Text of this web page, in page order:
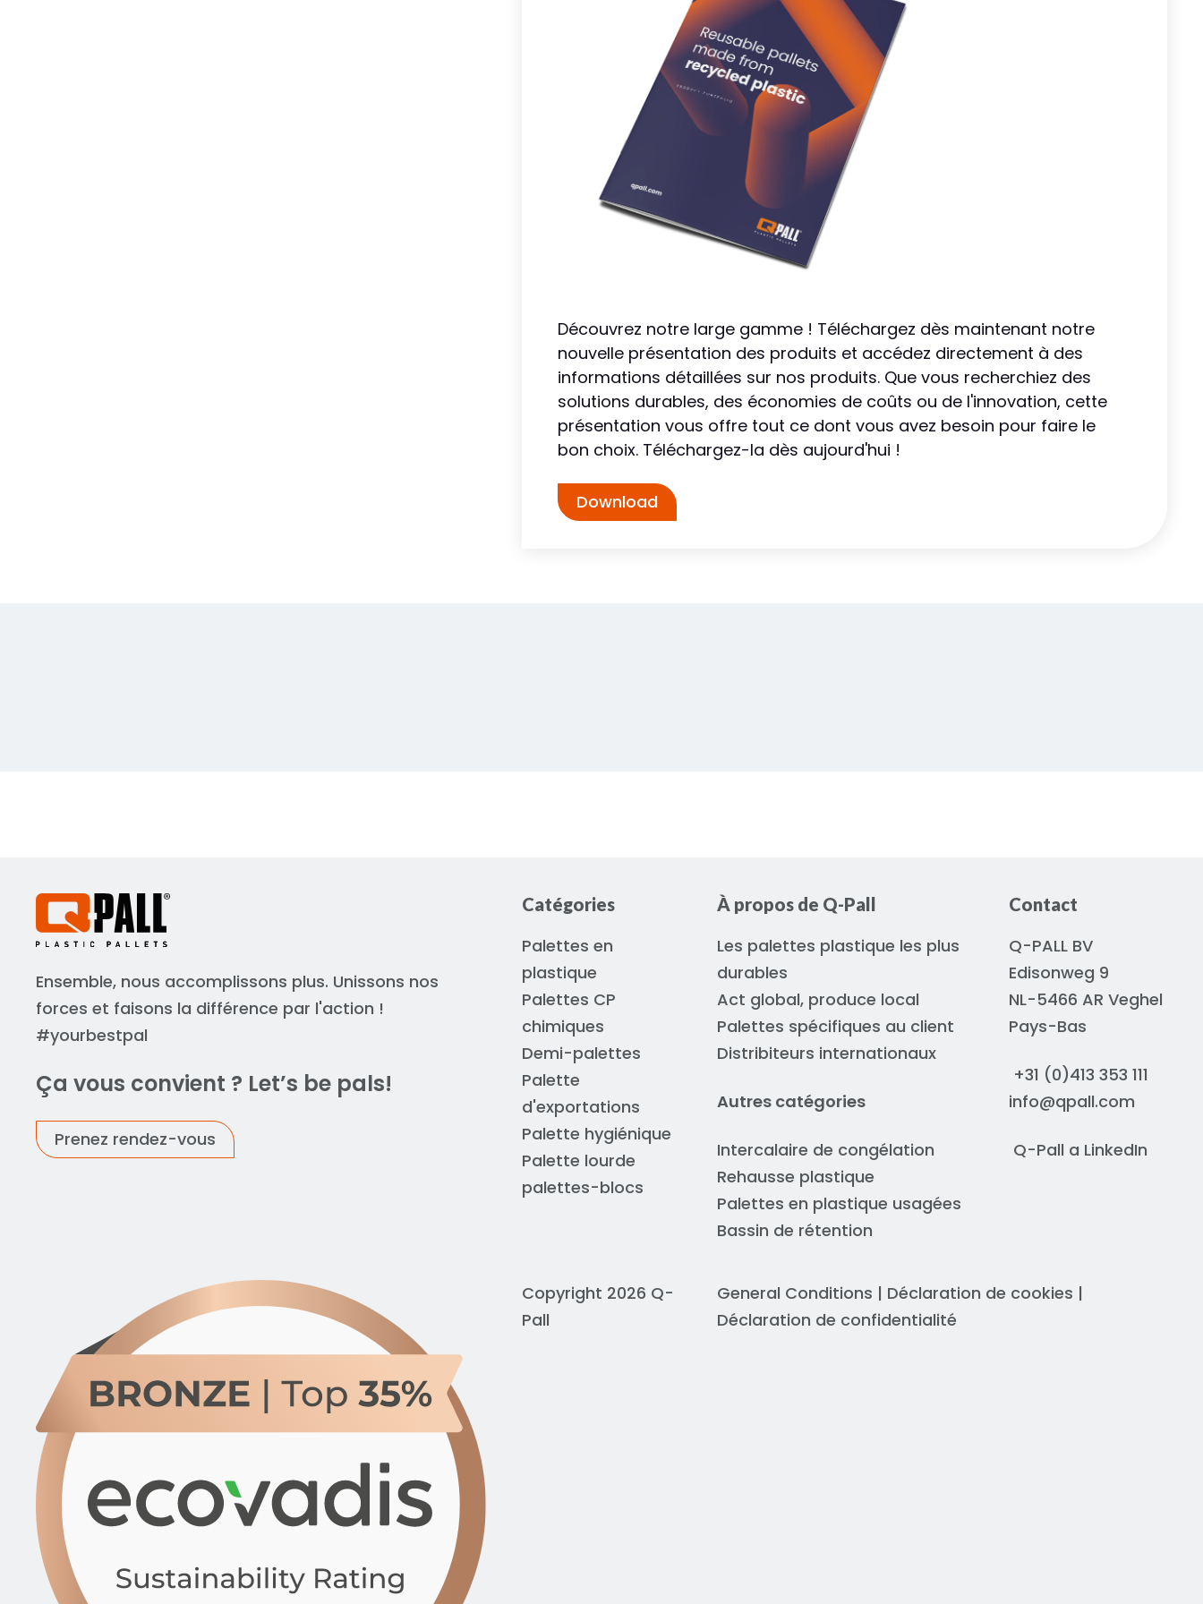
Découvrez notre large gamme ! Téléchargez dès maintenant notre
nouvelle présentation des produits et accédez directement à des
informations détaillées sur nos produits. Que vous recherchiez des
solutions durables, des économies de coûts ou de l'innovation, cette
présentation vous offre tout ce dont vous avez besoin pour faire le
bon choix. Téléchargez-la dès aujourd'hui !
Download
Ensemble, nous accomplissons plus. Unissons nos
forces et faisons la différence par l'action !
#yourbestpal
Ça vous convient ? Let’s be pals!
Prenez rendez-vous
Catégories
Palettes en
plastique
Palettes CP
chimiques
Demi-palettes
Palette
d'exportations
Palette hygiénique
Palette lourde
palettes-blocs
À propos de Q-Pall
Les palettes plastique les plus
durables
Act global, produce local
Palettes spécifiques au client
Distribiteurs internationaux
Autres catégories
Intercalaire de congélation
Rehausse plastique
Palettes en plastique usagées
Bassin de rétention
Contact
Q-PALL BV
Edisonweg 9
NL-5466 AR Veghel
Pays-Bas
+31 (0)413 353 111
info@qpall.com
Q-Pall a LinkedIn
Copyright 2026 Q-
Pall
General Conditions | Déclaration de cookies |
Déclaration de confidentialité